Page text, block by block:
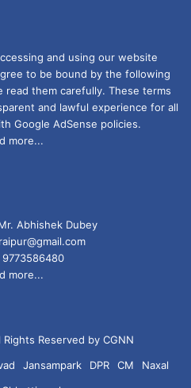
and using our website
to be bound by the following
read them carefully. These terms
and lawful experience for all
Google AdSense policies.
more...
Abhishek Dubey
more...
Reserved by CGNN
Jansampark DPR CM
Naxal